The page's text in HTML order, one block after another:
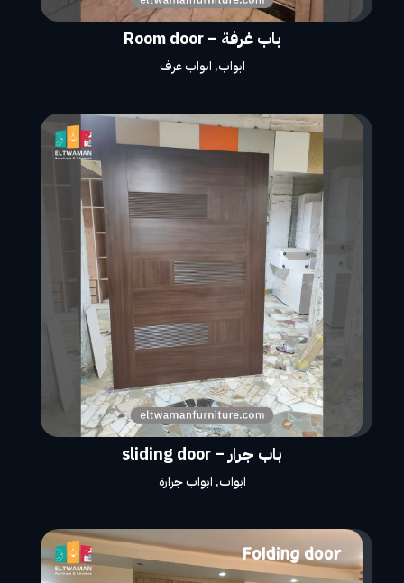
باب غرفة – Room door
ابواب, ابواب غرف
باب جرار – sliding door
ابواب, ابواب جرارة